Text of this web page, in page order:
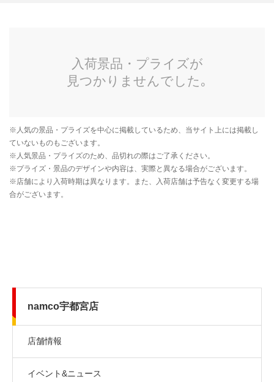
namco宇都宮店
店舗情報
イベント&ニュース